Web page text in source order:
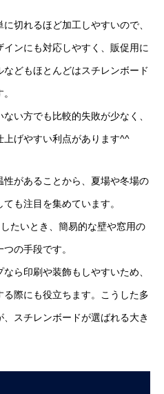
切れるほど加工しやすいので、
ンにも対応しやすく、販促用に
どもほとんどはスチレンボード
い方でも比較的失敗が少なく、
げやすい利点があります^^
性があることから、夏場や冬場の
も注目を集めています。
たいとき、簡易的な壁や窓用の
の手段です。
ら印刷や装飾もしやすいため、
際にも役立ちます。こうした多
スチレンボードが選ばれる大き